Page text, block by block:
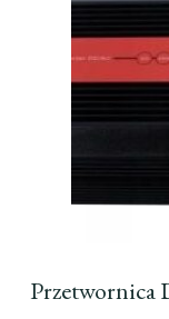
Przetwornica